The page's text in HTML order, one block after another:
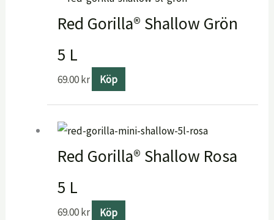
Red Gorilla® Shallow Grön
5 L
69.00kr Köp
Red Gorilla® Shallow Rosa
5 L
69.00kr Köp